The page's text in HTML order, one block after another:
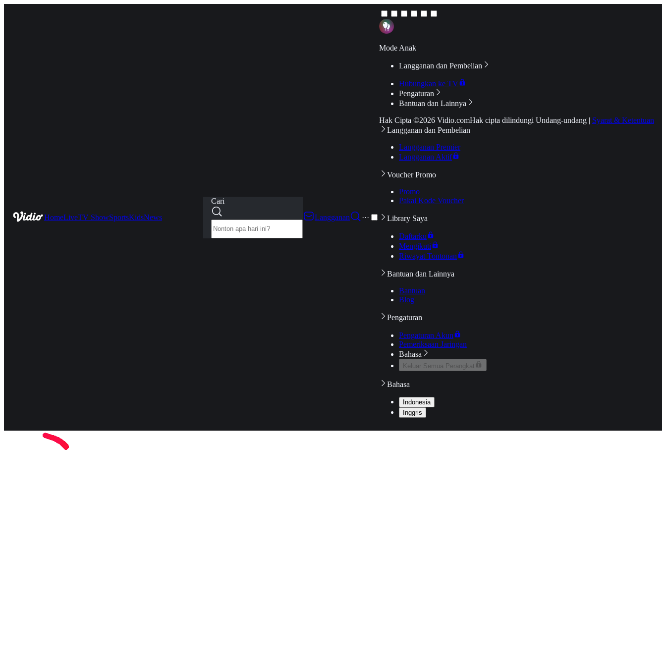
HomeLiveTV ShowSportsKidsNews
Cari
Langganan
···
Mode Anak
Langganan dan Pembelian
Hubungkan ke TV
Pengaturan
Bantuan dan Lainnya
Hak Cipta ©2026 Vidio.comHak cipta dilindungi Undang-undang | Syarat & Ketentuan
Langganan dan Pembelian
Langganan Premier
Langganan Aktif
Voucher Promo
Promo
Pakai Kode Voucher
Library Saya
Daftarku
Mengikuti
Riwayat Tontonan
Bantuan dan Lainnya
Bantuan
Blog
Pengaturan
Pengaturan Akun
Pemeriksaan Jaringan
Bahasa
Keluar Semua Perangkat
Bahasa
Indonesia
Inggris